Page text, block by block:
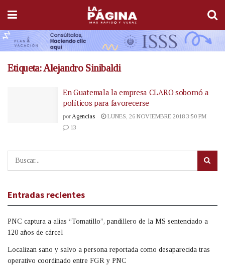
Etiqueta:Alejandro Sinibaldi
En Guatemala la empresa CLARO sobornó a
políticos para favorecerse
por Agencias
LUNES, 26 NOVIEMBRE 2018 3:50 PM
13
Entradas recientes
PNC captura a alias “Tomatillo”, pandillero de la MS sentenciado a
120 años de cárcel
Localizan sano y salvo a persona reportada como desaparecida tras
operativo coordinado entre FGR y PNC